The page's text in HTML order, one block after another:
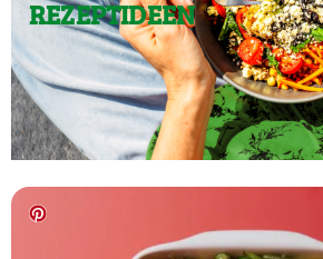
REZEPTIDEEN